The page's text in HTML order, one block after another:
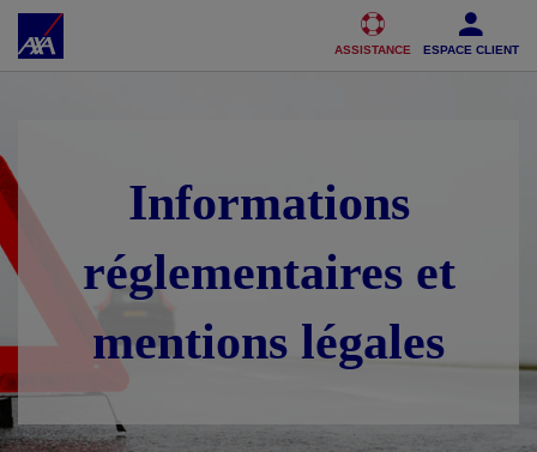
Accéder au Contenu Accéder au Pied de page
ASSISTANCE ESPACE CLIENT
Informations
réglementaires et
mentions légales